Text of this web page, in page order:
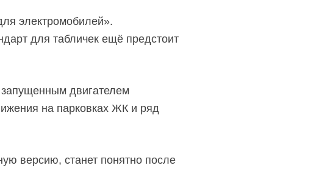
электромобилей».
для табличек ещё предстоит
запущенным двигателем
на парковках ЖК и ряд
версию, станет понятно после